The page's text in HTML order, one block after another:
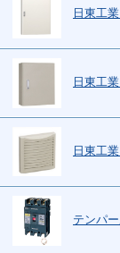
日東工
日東工
日東工
テンパ